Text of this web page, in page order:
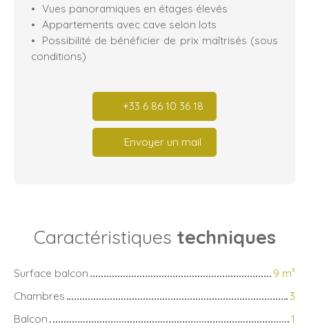
Vues panoramiques en étages élevés
Appartements avec cave selon lots
Possibilité de bénéficier de prix maîtrisés (sous
conditions)
+33 6 86 10 36 18
Envoyer un mail
Caractéristiques techniques
Surface balcon 9 m²
Chambres
3
Balcon
1